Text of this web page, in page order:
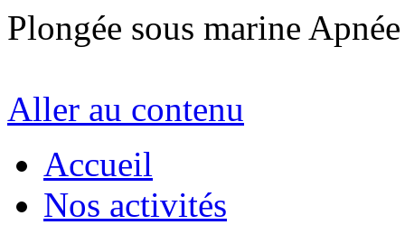
Plongée sous marine
Aller au contenu
Accueil
Nos activités